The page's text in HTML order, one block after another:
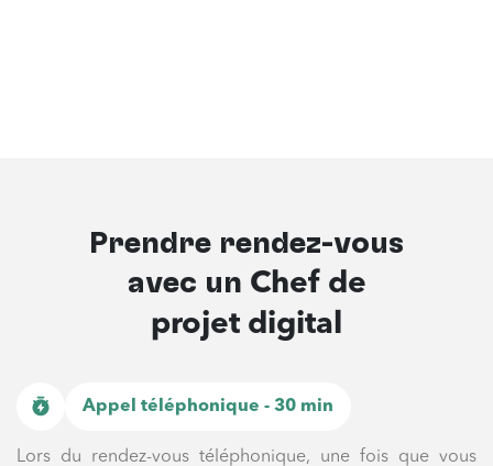
Prendre rendez-vous
avec un Chef de
projet digital
Appel téléphonique - 30 min
Lors du rendez-vous téléphonique, une fois que vous